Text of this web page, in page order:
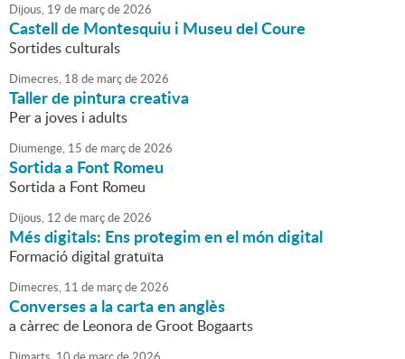
Dijous, 19 de marçde2026
Castell de Montesquiu i Museu del Coure
Sortides culturals
Dimecres, 18 de marçde2026
Taller de pintura creativa
Per a joves i adults
Diumenge, 15 de marçde2026
Sortida a Font Romeu
Sortida a Font Romeu
Dijous, 12 de marçde2026
Més digitals: Ens protegim en el món digital
Formació digital gratuïta
Dimecres, 11 de marçde2026
Converses a la carta en anglès
a càrrec de Leonora de Groot Bogaarts